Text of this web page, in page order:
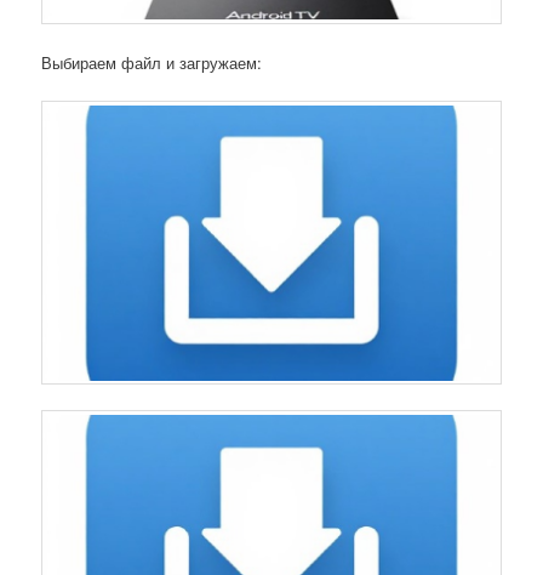
Выбираем файл и загружаем: